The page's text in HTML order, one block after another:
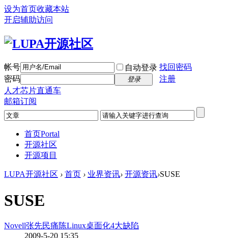
设为首页收藏本站
开启辅助访问
帐号 自动登录 找回密码
密码
登录
注册
人才芯片直通车
邮箱订阅
首页Portal
开源社区
开源项目
LUPA开源社区 › 首页 › 业界资讯› 开源资讯›SUSE
SUSE
Novell张先民痛陈Linux桌面化4大缺陷
2009-5-20 15:35